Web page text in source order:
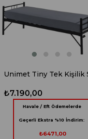
₺7.190,00
Havale / Eft Ödemelerde
Geçerli Ekstra %10 İndirim:
₺6471,00